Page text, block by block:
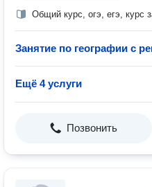
Общий курс, огэ, егэ, курс
Занятие по географии с
Ещё 4 услуги
Позвонить